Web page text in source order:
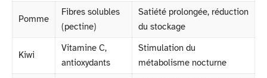
Pomme
Fibres solubles
(pectine)
Satiété prolongée, réduction
du stockage
Kiwi
Vitamine C,
antioxydants
Stimulation du
métabolisme nocturne